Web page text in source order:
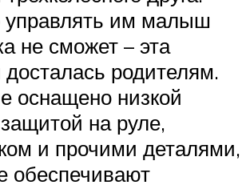
управлять им малыш
не сможет – эта
родителям.
оснащено низкой
на руле,
и прочими деталями,
обеспечивают